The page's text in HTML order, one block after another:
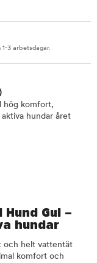
3 arbetsdagar.
hög komfort,
hundar året
Gul –
hundar
och helt vattentät
komfort och